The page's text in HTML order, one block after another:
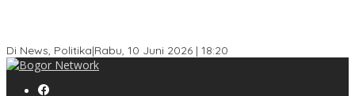
Di News, Politika|Rabu, 10 Juni 2026 | 18:20